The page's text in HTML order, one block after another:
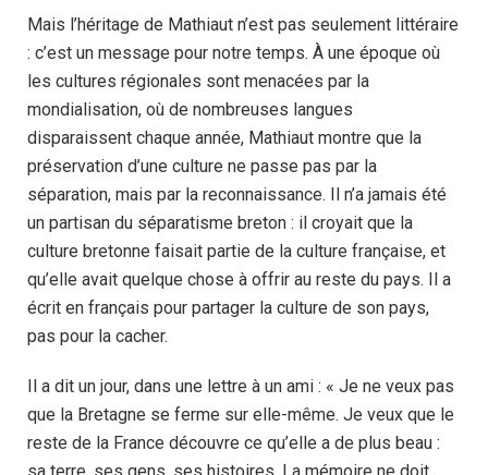
Mais l’héritage de Mathiaut n’est pas seulement littéraire
: c’est un message pour notre temps. À une époque où
les cultures régionales sont menacées par la
mondialisation, où de nombreuses langues
disparaissent chaque année, Mathiaut montre que la
préservation d’une culture ne passe pas par la
séparation, mais par la reconnaissance. Il n’a jamais été
un partisan du séparatisme breton : il croyait que la
culture bretonne faisait partie de la culture française, et
qu’elle avait quelque chose à offrir au reste du pays. Il a
écrit en français pour partager la culture de son pays,
pas pour la cacher.
Il a dit un jour, dans une lettre à un ami : « Je ne veux pas
que la Bretagne se ferme sur elle-même. Je veux que le
reste de la France découvre ce qu’elle a de plus beau :